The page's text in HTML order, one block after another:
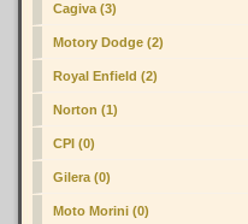
Cagiva (3)
Motory Dodge (2)
Royal Enfield (2)
Norton (1)
CPI (0)
Gilera (0)
Moto Morini (0)